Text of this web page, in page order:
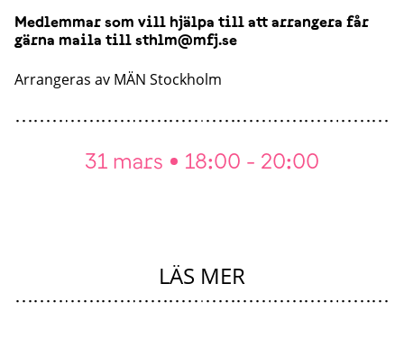
Medlemmar som vill hjälpa till att arrangera får
gärna maila till sthlm@mfj.se
Arrangeras av MÄN Stockholm
31 mars 18:00 - 20:00
LÄS MER